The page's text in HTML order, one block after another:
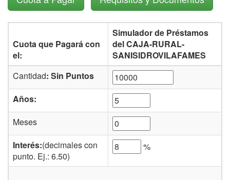
Cuota que Pagará con
el:
Simulador de Préstamos
del CAJA-RURAL-
SANISIDROVILAFAMES
Cantidad: Sin Puntos
Años:
Meses
Interés:(decimales con
punto. Ej.: 6.50)
%